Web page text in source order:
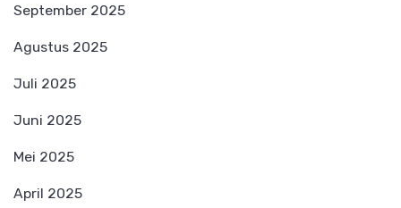
September 2025
Agustus 2025
Juli 2025
Juni 2025
Mei 2025
April 2025